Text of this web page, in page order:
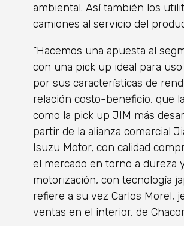
ambiental. Así también los
camiones al servicio del
“Hacemos una apuesta al
con una pick up ideal para
por sus características de
relación costo-beneficio, que
como la pick up JIM más
partir de la alianza comercial
Isuzu Motor, con calidad
el mercado en torno a dureza
motorización, con tecnología
refiere a su vez Carlos Morel,
ventas en el interior, de